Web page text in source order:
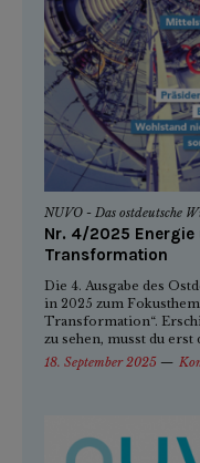
NUVO - Das ostdeutsche
Nr. 4/2025
Transformation
Die 4. Ausgabe des
in 2025 zum
Transformation“.
zu sehen, musst du
18. September 2025